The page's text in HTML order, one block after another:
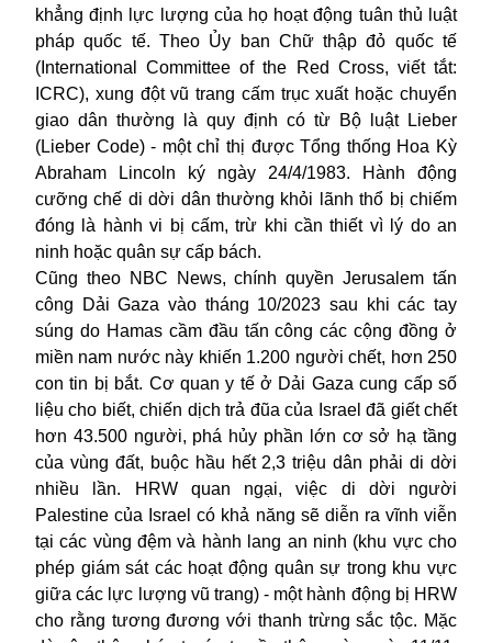
khẳng định lực lượng của họ hoạt động tuân thủ luật
pháp quốc tế. Theo Ủy ban Chữ thập đỏ quốc tế
(International Committee of the Red Cross, viết tắt:
ICRC), xung đột vũ trang cấm trục xuất hoặc chuyển
giao dân thường là quy định có từ Bộ luật Lieber
(Lieber Code) - một chỉ thị được Tổng thống Hoa Kỳ
Abraham Lincoln ký ngày 24/4/1983. Hành động
cưỡng chế di dời dân thường khỏi lãnh thổ bị chiếm
đóng là hành vi bị cấm, trừ khi cần thiết vì lý do an
ninh hoặc quân sự cấp bách.
Cũng theo NBC News, chính quyền Jerusalem tấn
công Dải Gaza vào tháng 10/2023 sau khi các tay
súng do Hamas cầm đầu tấn công các cộng đồng ở
miền nam nước này khiến 1.200 người chết, hơn 250
con tin bị bắt. Cơ quan y tế ở Dải Gaza cung cấp số
liệu cho biết, chiến dịch trả đũa của Israel đã giết chết
hơn 43.500 người, phá hủy phần lớn cơ sở hạ tầng
của vùng đất, buộc hầu hết 2,3 triệu dân phải di dời
nhiều lần. HRW quan ngại, việc di dời người
Palestine của Israel có khả năng sẽ diễn ra vĩnh viễn
tại các vùng đệm và hành lang an ninh (khu vực cho
phép giám sát các hoạt động quân sự trong khu vực
giữa các lực lượng vũ trang) - một hành động bị HRW
cho rằng tương đương với thanh trừng sắc tộc. Mặc